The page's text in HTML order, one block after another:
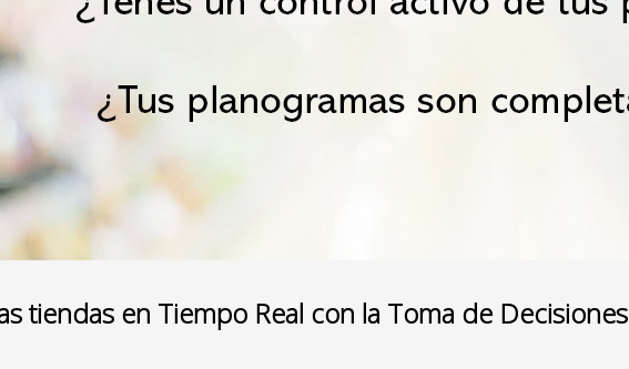
tiendas en Tiempo Real con la Toma de Decisiones